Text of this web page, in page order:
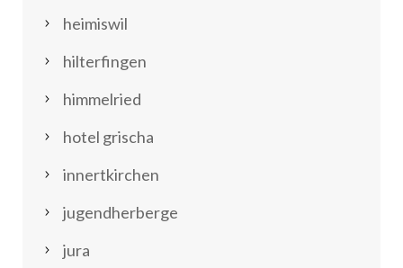
heimiswil
hilterfingen
himmelried
hotel grischa
innertkirchen
jugendherberge
jura